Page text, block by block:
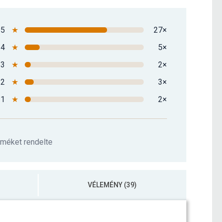
szett 4 x 2,5 kg + 4 x 5 kg 47 790 Ft
5 ★
27×
4
★
5×
3
★
2×
2
★
3×
1
★ 2×
rendelte
VÉLEMÉNY (39)